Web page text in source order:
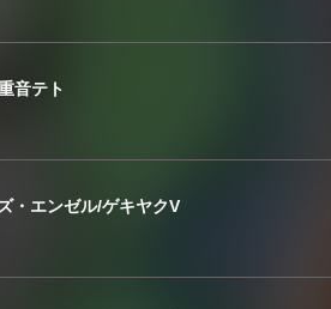
音テト
・エンゼル/ゲキヤクV